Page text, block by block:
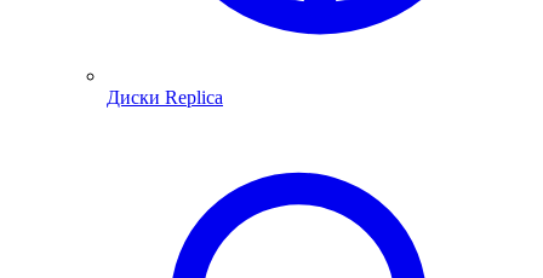
Диски Replica